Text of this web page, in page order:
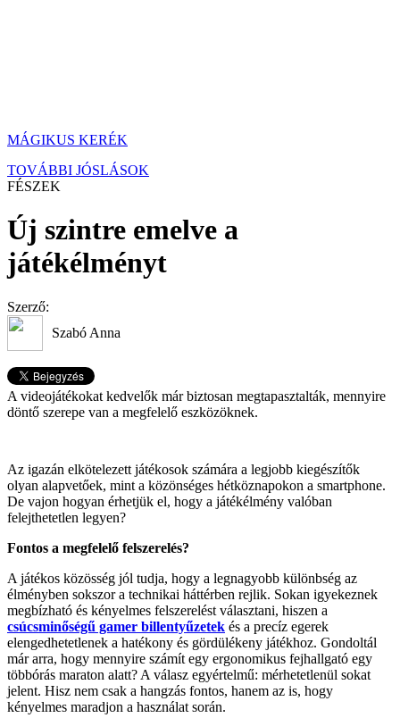
MÁGIKUS KERÉK
TOVÁBBI JÓSLÁSOK
FÉSZEK
Új szintre emelve a
játékélményt
Szerző:
Szabó Anna
A videojátékokat kedvelők már biztosan megtapasztalták, mennyire
döntő szerepe van a megfelelő eszközöknek.
Az igazán elkötelezett játékosok számára a legjobb kiegészítők
olyan alapvetőek, mint a közönséges hétköznapokon a smartphone.
De vajon hogyan érhetjük el, hogy a játékélmény valóban
felejthetetlen legyen?
Fontos a megfelelő felszerelés?
A játékos közösség jól tudja, hogy a legnagyobb különbség az
élményben sokszor a technikai háttérben rejlik. Sokan igyekeznek
megbízható és kényelmes felszerelést választani, hiszen a
csúcsminőségű gamer billentyűzetek és a precíz egerek
elengedhetetlenek a hatékony és gördülékeny játékhoz. Gondoltál
már arra, hogy mennyire számít egy ergonomikus fejhallgató egy
többórás maraton alatt? A válasz egyértelmű: mérhetetlenül sokat
jelent. Hisz nem csak a hangzás fontos, hanem az is, hogy
kényelmes maradjon a használat során.